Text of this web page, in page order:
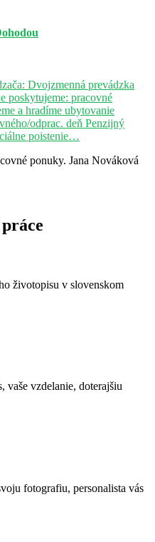
Dvojzmenná prevádzka
poskytujeme: pracovné
a hradíme ubytovanie
odprac. deň Penzijný
poistenie…
ponuky. Jana Nováková
životopisu v slovenskom
vzdelanie, doterajšiu
fotografiu, personalista vás